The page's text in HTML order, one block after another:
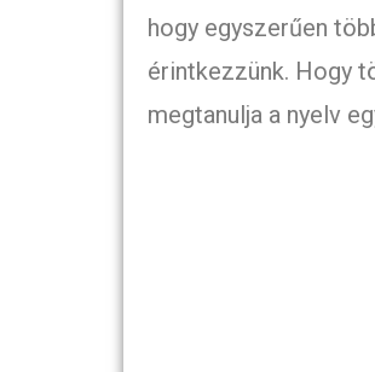
hogy egyszerűen
érintkezzünk. Hogy
megtanulja a nyelv